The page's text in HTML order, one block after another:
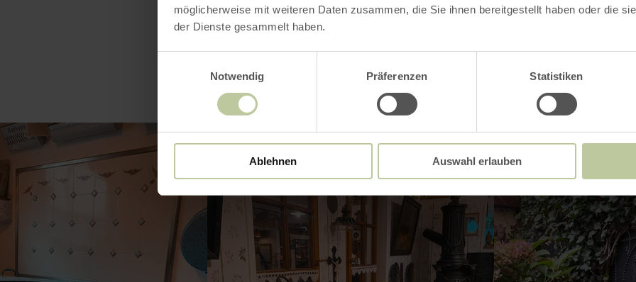
möglicherweise mit weiteren Daten zusammen, die Sie ihnen bereitgestellt haben oder die
der Dienste gesammelt haben.
Notwendig
Präferenzen Statistiken
Ablehnen Auswahl erlauben
Impressions